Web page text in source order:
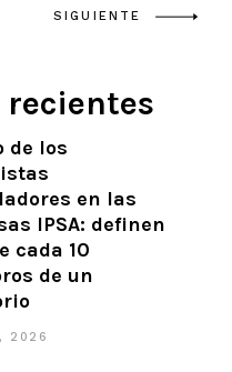
SIGUIENTE
de los
en las
IPSA: definen
cada 10
de un
2026